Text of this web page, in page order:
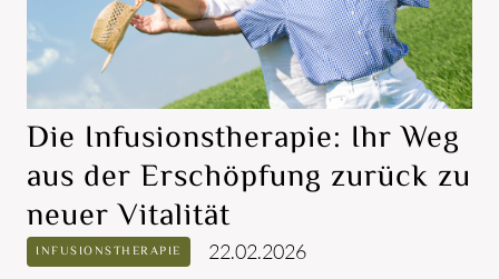
Die Infusionstherapie: Ihr Weg
aus der Erschöpfung zurück zu
neuer Vitalität
INFUSIONSTHERAPIE
22.02.2026